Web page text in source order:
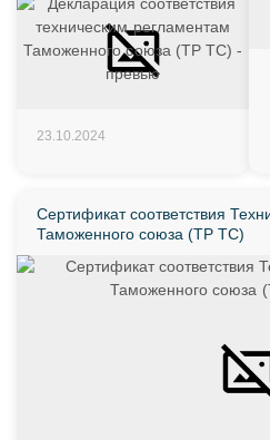
23.10.2024
Сертификат соответствия
Таможенного союза (ТР ТС)